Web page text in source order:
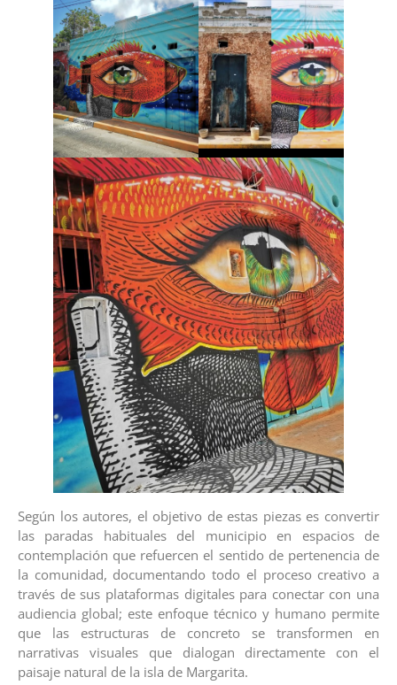
Según los autores, el objetivo de estas piezas es convertir
las paradas habituales del municipio en espacios de
contemplación que refuercen el sentido de pertenencia de
la comunidad, documentando todo el proceso creativo a
través de sus plataformas digitales para conectar con una
audiencia global; este enfoque técnico y humano permite
que las estructuras de concreto se transformen en
narrativas visuales que dialogan directamente con el
paisaje natural de la isla de Margarita.